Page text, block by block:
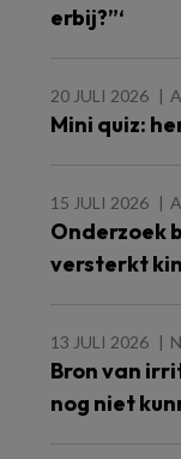
erbij?”‘
20 JULI 2026
Mini quiz:
15 JULI 2026
Onderzoek
versterkt
13 JULI 2026
Bron van
nog niet